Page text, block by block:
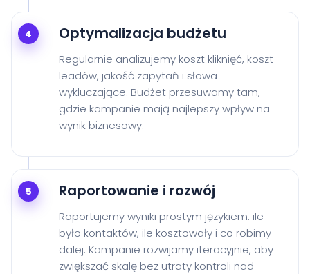
4 Optymalizacja budżetu
Regularnie analizujemy koszt kliknięć, koszt
leadów, jakość zapytań i słowa
wykluczające. Budżet przesuwamy tam,
gdzie kampanie mają najlepszy wpływ na
wynik biznesowy.
5 Raportowanie i rozwój
Raportujemy wyniki prostym językiem: ile
było kontaktów, ile kosztowały i co robimy
dalej. Kampanie rozwijamy iteracyjnie, aby
zwiększać skalę bez utraty kontroli nad